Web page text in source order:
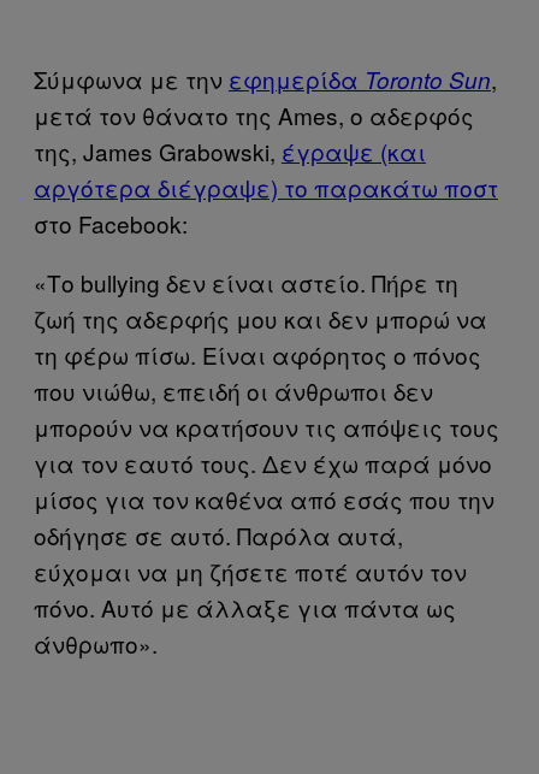
Σύμφωνα με την εφημερίδα Toronto Sun,
μετά τον θάνατο της Ames, ο αδερφός
της, James Grabowski, έγραψε (και
αργότερα διέγραψε) το παρακάτω ποστ
στο Facebook:
«Το bullying δεν είναι αστείο. Πήρε τη
ζωή της αδερφής μου και δεν μπορώ να
τη φέρω πίσω. Είναι αφόρητος ο πόνος
που νιώθω, επειδή οι άνθρωποι δεν
μπορούν να κρατήσουν τις απόψεις τους
για τον εαυτό τους. Δεν έχω παρά μόνο
μίσος για τον καθένα από εσάς που την
οδήγησε σε αυτό. Παρόλα αυτά,
εύχομαι να μη ζήσετε ποτέ αυτόν τον
πόνο. Αυτό με άλλαξε για πάντα ως
άνθρωπο».